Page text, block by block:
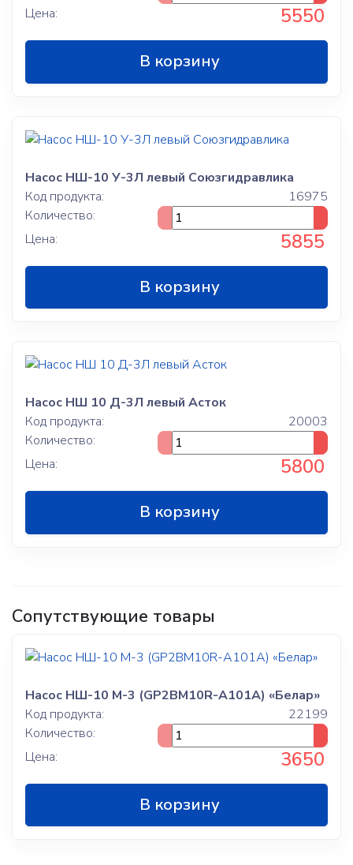
Цена:
5550
В корзину
Насос НШ-10 У-3Л левый Союзгидравлика
Код продукта:
16975
Количество:
Цена:
5855
В корзину
Насос НШ 10 Д-3Л левый Асток
Код продукта:
20003
Количество:
Цена:
5800
В корзину
Сопутствующие товары
Насос НШ-10 М-3 (GP2BМ10R-A101A) «Белар»
Код продукта:
22199
Количество:
Цена:
3650
В корзину